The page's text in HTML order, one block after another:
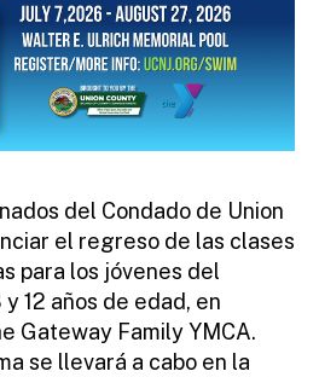
del Condado de Union
el regreso de las clases
para los jóvenes del
12 años de edad, en
Gateway Family YMCA.
se llevará a cabo en la